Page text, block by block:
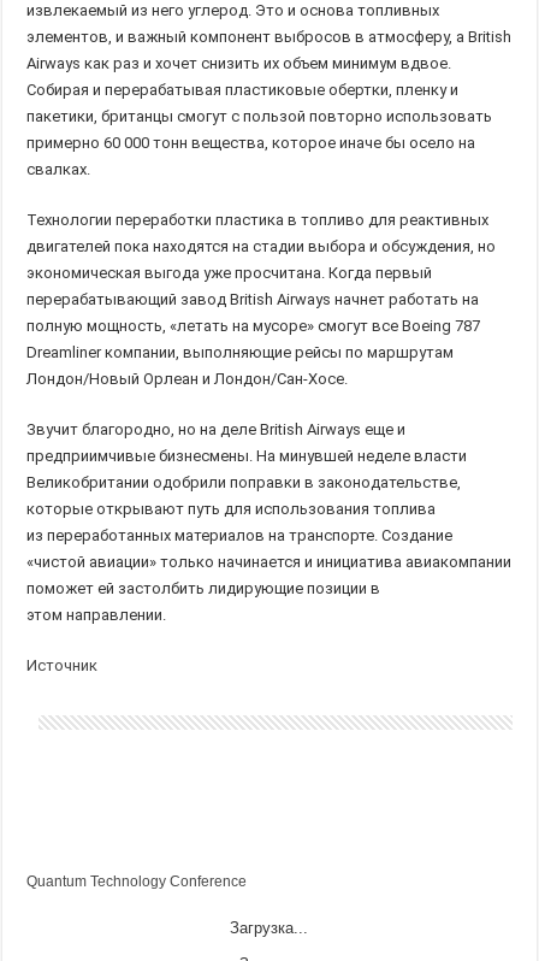
извлекаемый из него углерод. Это и основа топливных
элементов, и важный компонент выбросов в атмосферу, а British
Airways как раз и хочет снизить их объем минимум вдвое.
Собирая и перерабатывая пластиковые обертки, пленку и
пакетики, британцы смогут с пользой повторно использовать
примерно 60 000 тонн вещества, которое иначе бы осело на
свалках.
Технологии переработки пластика в топливо для реактивных
двигателей пока находятся на стадии выбора и обсуждения, но
экономическая выгода уже просчитана. Когда первый
перерабатывающий завод British Airways начнет работать на
полную мощность, «летать на мусоре» смогут все Boeing 787
Dreamliner компании, выполняющие рейсы по маршрутам
Лондон/Новый Орлеан и Лондон/Сан-Хосе.
Звучит благородно, но на деле British Airways еще и
предприимчивые бизнесмены. На минувшей неделе власти
Великобритании одобрили поправки в законодательстве,
которые открывают путь для использования топлива
из переработанных материалов на транспорте. Создание
«чистой авиации» только начинается и инициатива авиакомпании
поможет ей застолбить лидирующие позиции в
этом направлении.
Источник
Quantum Technology Conference
Загрузка...